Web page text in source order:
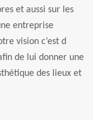
et aussi sur les
entreprise
vision c’est d
de lui donner une
des lieux et